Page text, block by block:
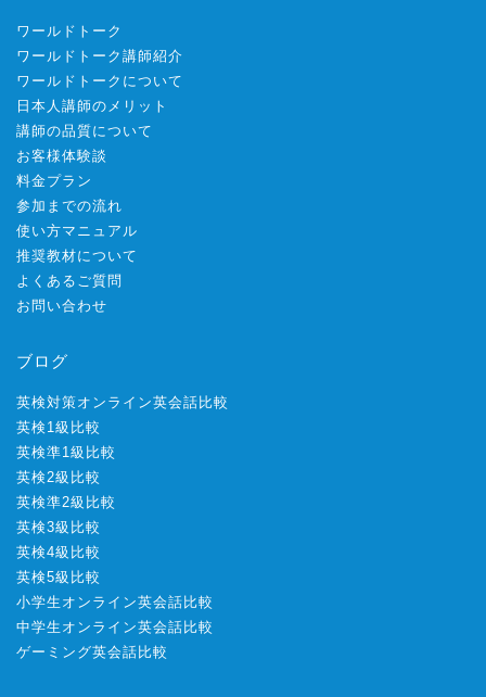
ワールドトーク
ワールドトーク講師紹介
ワールドトークについて
日本人講師のメリット
講師の品質について
お客様体験談
料金プラン
参加までの流れ
使い方マニュアル
推奨教材について
よくあるご質問
お問い合わせ
ブログ
英検対策オンライン英会話比較
英検1級比較
英検準1級比較
英検2級比較
英検準2級比較
英検3級比較
英検4級比較
英検5級比較
小学生オンライン英会話比較
中学生オンライン英会話比較
ゲーミング英会話比較